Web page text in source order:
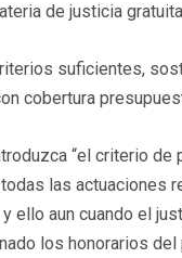
de justicia
suficientes,
cobertura
“el criterio
las
ello aun cuando el
los honorarios del